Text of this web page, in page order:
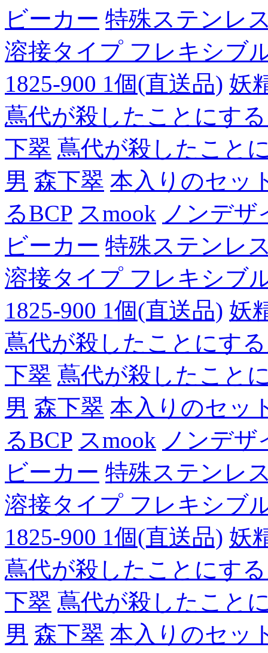
ビーカー 特殊ステンレ
溶接タイプ フレキシブ
1825-900 1個(直送品) 妖
蔦代が殺したことにす
下翠 蔦代が殺したこと
男 森下翠 本入りのセッ
るBCP スmook ノンデザ
ビーカー 特殊ステンレ
溶接タイプ フレキシブ
1825-900 1個(直送品) 妖
蔦代が殺したことにす
下翠 蔦代が殺したこと
男 森下翠 本入りのセッ
るBCP スmook ノンデザ
ビーカー 特殊ステンレ
溶接タイプ フレキシブ
1825-900 1個(直送品) 妖
蔦代が殺したことにす
下翠 蔦代が殺したこと
男 森下翠 本入りのセッ